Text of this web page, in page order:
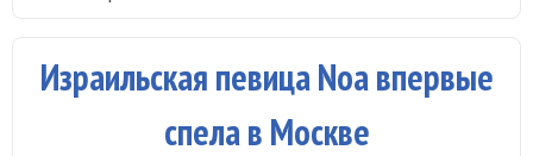
Израильская певица Noa впервые
спела в Москве